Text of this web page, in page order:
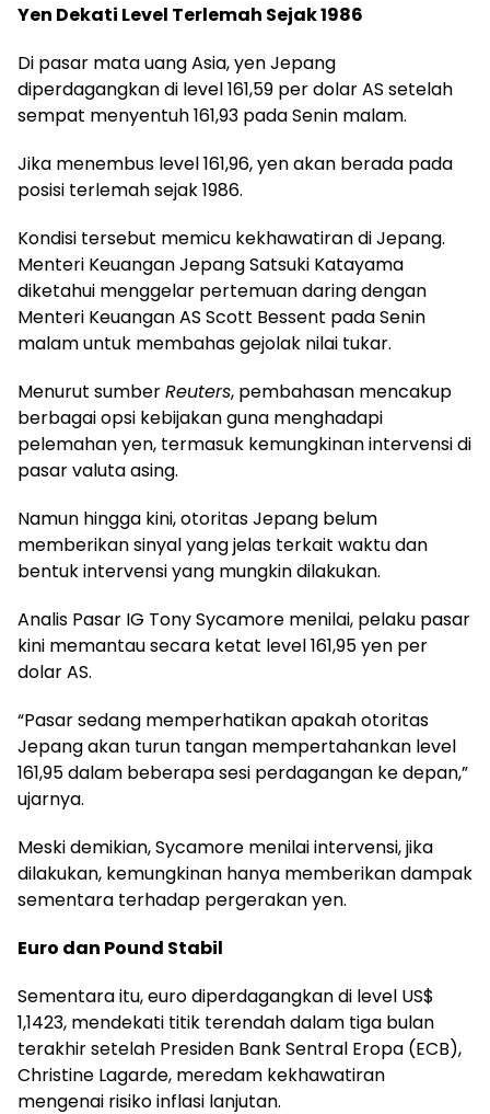
Yen Dekati Level Terlemah Sejak 1986
Di pasar mata uang Asia, yen Jepang
diperdagangkan di level 161,59 per dolar AS setelah
sempat menyentuh 161,93 pada Senin malam.
Jika menembus level 161,96, yen akan berada pada
posisi terlemah sejak 1986.
Kondisi tersebut memicu kekhawatiran di Jepang.
Menteri Keuangan Jepang Satsuki Katayama
diketahui menggelar pertemuan daring dengan
Menteri Keuangan AS Scott Bessent pada Senin
malam untuk membahas gejolak nilai tukar.
Menurut sumberReuters, pembahasan mencakup
berbagai opsi kebijakan guna menghadapi
pelemahan yen, termasuk kemungkinan intervensi di
pasar valuta asing.
Namun hingga kini, otoritas Jepang belum
memberikan sinyal yang jelas terkait waktu dan
bentuk intervensi yang mungkin dilakukan.
Analis Pasar IG Tony Sycamore menilai, pelaku pasar
kini memantau secara ketat level 161,95 yen per
dolar AS.
“Pasar sedang memperhatikan apakah otoritas
Jepang akan turun tangan mempertahankan level
161,95 dalam beberapa sesi perdagangan ke depan,”
ujarnya.
Meski demikian, Sycamore menilai intervensi, jika
dilakukan, kemungkinan hanya memberikan dampak
sementara terhadap pergerakan yen.
Euro dan Pound Stabil
Sementara itu, euro diperdagangkan di level US$
1,1423, mendekati titik terendah dalam tiga bulan
terakhir setelah Presiden Bank Sentral Eropa (ECB),
Christine Lagarde, meredam kekhawatiran
mengenai risiko inflasi lanjutan.